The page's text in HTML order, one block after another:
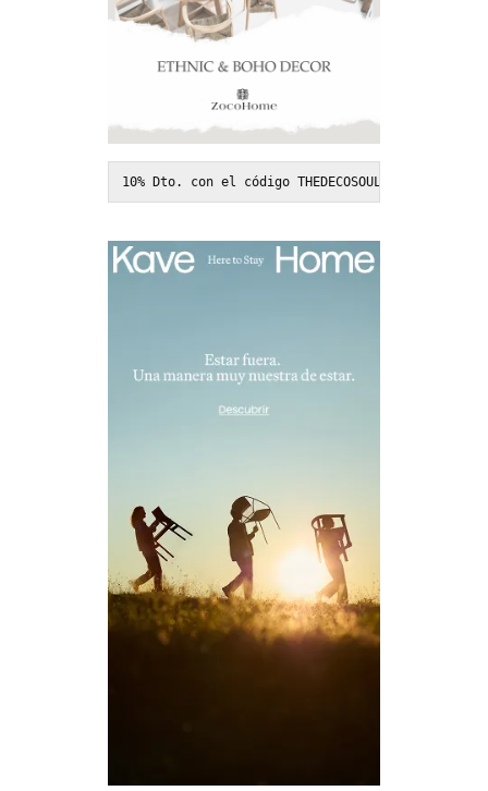
10% Dto. con el código THEDECOSOUL